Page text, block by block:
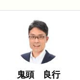
鬼頭 良行